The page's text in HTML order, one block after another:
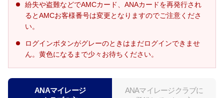
紛失や盗難などでAMCカード、ANAカードを再発行され
るとAMCお客様番号は変更となりますのでご注意くださ
い。
ログインボタンがグレーのときはまだログインできませ
ん。黄色になるまで少々お待ちください。
ANAマイレージ
ANAマイレージクラブに